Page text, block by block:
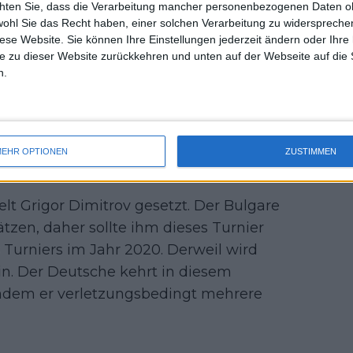
Sie, dass die Verarbeitung mancher personenbezogenen Daten
Sie das Recht haben, einer solchen Verarbeitung zu
Website. Sie können Ihre Einstellungen jederzeit ändern oder Ihre
zu dieser Website zurückkehren und unten auf der Webseite auf die
OPTIONEN ZUSTIMMEN
wird als Zweitplatzierter
hat insgesamt einen soliden
ATP-Masters-1000-Titel bei den
vierte Runde der US Open, wo er ein
Mehrfachsieger der European
hat. Der Titelverteidiger Felix
sein.
Grigor Dimitrov gesetzt. Der Bulgare
daher sollte ihm dieses Turnier
im Jahr 2020. Derweil wird
Der Deutsche kehrt in diesem
er verletzungsbedingt mehrere
uss
mal
des